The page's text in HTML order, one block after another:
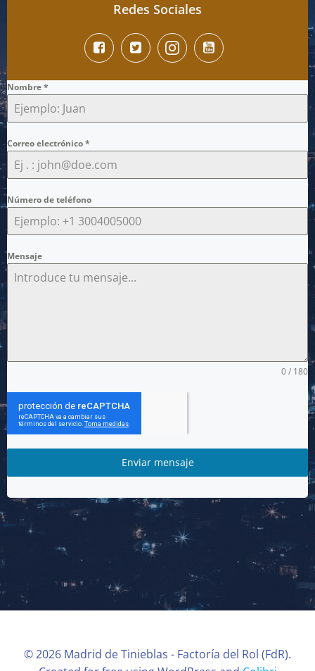
Redes Sociales
Nombre*
Correo electrónico*
Número de teléfono
Mensaje
0 / 180
Enviar mensaje
© 2026 Madrid de Tinieblas - Factoría del Rol (FdR).